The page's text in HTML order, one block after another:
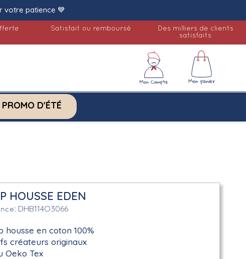
votre patience 💙
Satisfait ou remboursé
Des milliers de clients
satisfaits
PROMO D'ÉTÉ
HOUSSE EDEN
DHB114O3066
housse en coton 100%
créateurs originaux
Oeko Tex